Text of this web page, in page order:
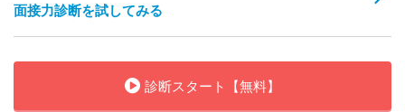
面接力診断を試してみる
診断スタート【無料】